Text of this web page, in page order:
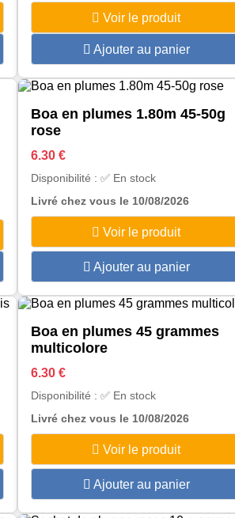
Voir le produit
Ajouter au panier
Boa en plumes 1.80m 45-50g
rose
6.30 €
Disponibilité : ✅ En stock
Livré chez vous le 10/08/2026
Voir le produit
Ajouter au panier
Boa en plumes 45 grammes
multicolore
6.30 €
Disponibilité : ✅ En stock
Livré chez vous le 10/08/2026
Voir le produit
Ajouter au panier